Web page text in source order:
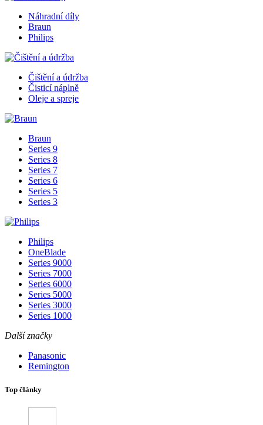
Náhradní díly
Braun
Philips
Čištění a údržba
Čisticí náplně
Oleje a spreje
Braun
Series 9
Series 8
Series 7
Series 6
Series 5
Series 3
Philips
OneBlade
Series 9000
Series 7000
Series 6000
Series 5000
Series 3000
Series 1000
Další značky
Panasonic
Remington
Top články